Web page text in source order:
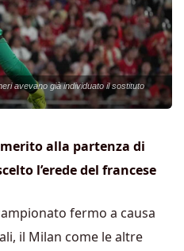
avevano già individuato il sostituto
alla partenza di
l’erede del francese
fermo a causa
il Milan come le altre